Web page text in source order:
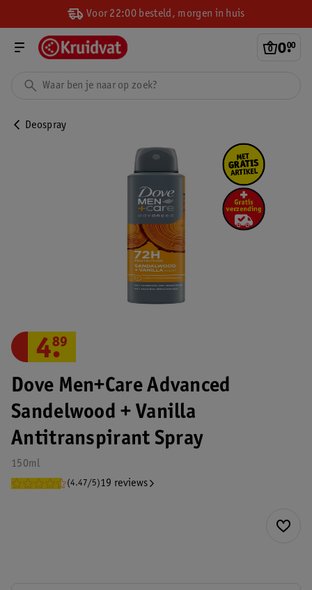
Voor 22:00 besteld, morgen in huis
0.
00
Deospray
Dove Men+Care Advanced
Sandelwood + Vanilla
Antitranspirant Spray
150ml
(4.47/5)19 reviews
4.
89